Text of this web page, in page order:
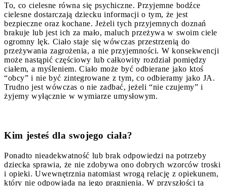
To, co cielesne równa się psychiczne. Przyjemne bodźce
cielesne dostarczają dziecku informacji o tym, że jest
bezpieczne oraz kochane. Jeżeli tych przyjemnych doznań
brakuje lub jest ich za mało, maluch przeżywa w swoim ciele
ogromny lęk. Ciało staje się wówczas przestrzenią do
przeżywania zagrożenia, a nie przyjemności. W konsekwencji
może nastąpić częściowy lub całkowity rozdział pomiędzy
ciałem, a myśleniem. Ciało może być odbierane jako ktoś
“obcy” i nie być zintegrowane z tym, co odbieramy jako JA.
Trudno jest wówczas o nie zadbać, jeżeli “nie czujemy” i
żyjemy wyłącznie w wymiarze umysłowym.
Kim jesteś dla swojego ciała?
Ponadto nieadekwatność lub brak odpowiedzi na potrzeby
dziecka sprawia, że nie zdobywa ono dobrych wzorców troski
i opieki. Uwewnętrznia natomiast wrogą relację z opiekunem,
który nie odpowiada na jego pragnienia. W przyszłości ta